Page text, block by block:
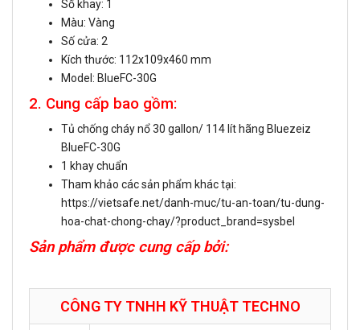
Số khay: 1
Màu: Vàng
Số cửa: 2
Kích thước: 112x109x460 mm
Model: BlueFC-30G
2. Cung cấp bao gồm:
Tủ chống cháy nổ 30 gallon/ 114 lít hãng Bluezeiz
BlueFC-30G
1 khay chuẩn
Tham khảo các sản phẩm khác tại:
https://vietsafe.net/danh-muc/tu-an-toan/tu-dung-
hoa-chat-chong-chay/?product_brand=sysbel
Sản phẩm được cung cấp bởi:
CÔNG TY TNHH KỸ THUẬT TECHNO